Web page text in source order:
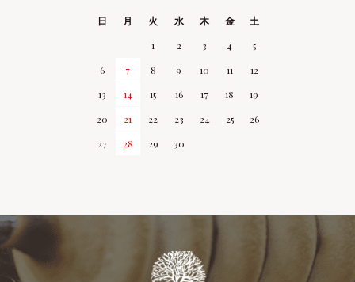
日 月 火 水 木 金
土
1
2 3 4
5
6
7 8 9 10 11
12
13
14 15 16 17 18
19
20
21 22 23 24 25
26
27
28 29 30